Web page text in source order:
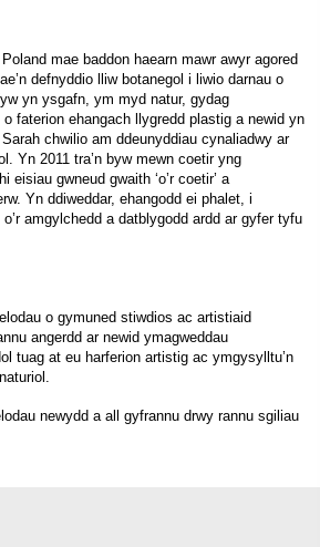
mae baddon haearn mawr awyr agored
defnyddio lliw botanegol i liwio darnau o
yn ysgafn, ym myd natur, gydag
faterion ehangach llygredd plastig a newid yn
chwilio am ddeunyddiau cynaliadwy ar
Yn 2011 tra’n byw mewn coetir yng
eisiau gwneud gwaith ‘o’r coetir’ a
Yn ddiweddar, ehangodd ei phalet, i
amgylchedd a datblygodd ardd ar gyfer tyfu
o gymuned stiwdios ac artistiaid
angerdd ar newid ymagweddau
tuag at eu harferion artistig ac ymgysylltu’n
newydd a all gyfrannu drwy rannu sgiliau